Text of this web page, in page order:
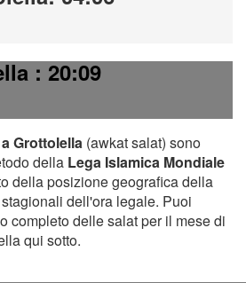
: 20:09
Grottolella (awkat salat) sono
della Lega Islamica Mondiale
della posizione geografica della
dell'ora legale. Puoi
completo delle salat per il mese di
qui sotto.